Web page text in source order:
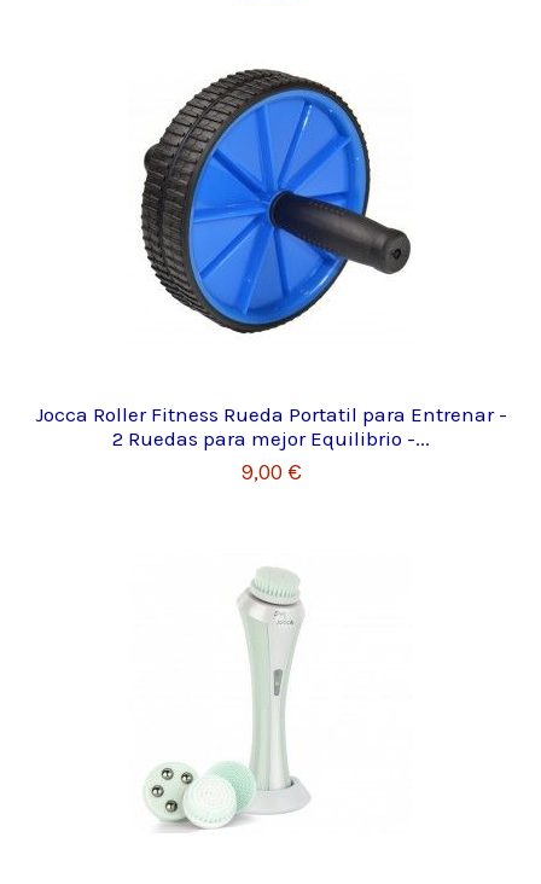
Jocca Roller Fitness Rueda Portatil para Entrenar -
2 Ruedas para mejor Equilibrio -...
9,00 €